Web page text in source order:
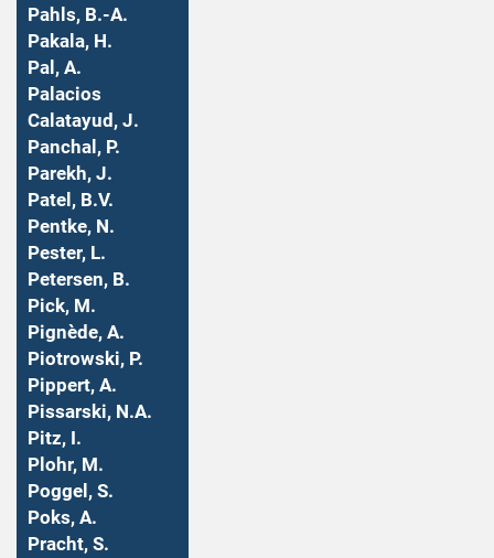
Pahls, B.-A.
Pakala, H.
Pal, A.
Palacios
Calatayud, J.
Panchal, P.
Parekh, J.
Patel, B.V.
Pentke, N.
Pester, L.
Petersen, B.
Pick, M.
Pignède, A.
Piotrowski, P.
Pippert, A.
Pissarski, N.A.
Pitz, I.
Plohr, M.
Poggel, S.
Poks, A.
Pracht, S.